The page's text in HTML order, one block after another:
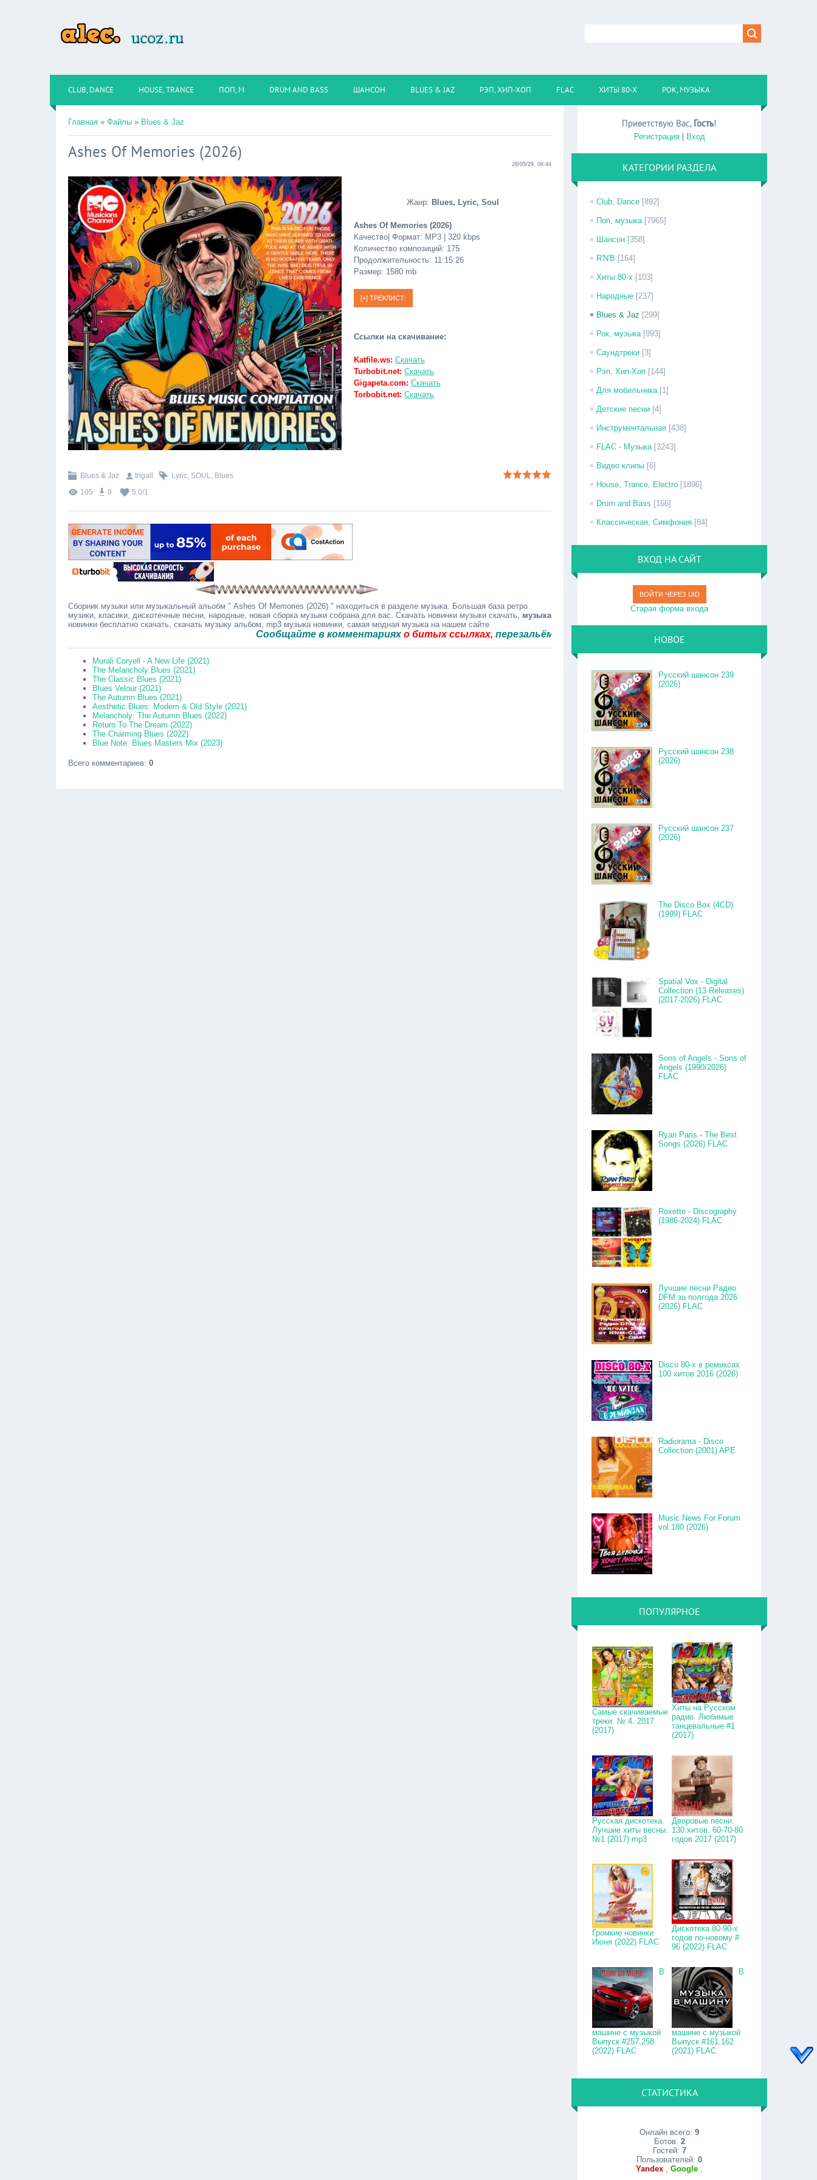
CLUB, DANCE HOUSE, TRANCE ПОП, М DRUM AND BASS ШАНСОН BLUES & JAZ РЭП, ХИП-ХОП FLAC ХИТЫ 80-Х РОК, МУЗЫКА
Главная » Файлы » Blues & Jaz
Ashes Of Memories (2026)
26/05/29, 08:44
Жанр: Blues, Lyric, Soul
Ashes Of Memories (2026)
Качество| Формат: MP3 | 320 kbps
Количество композиций: 175
Продолжительность: 11:15:26
Размер: 1580 mb
Ссылки на скачивание:
Katfile.ws: Скачать
Turbobit.net: Скачать
Gigapeta.com: Скачать
Torbobit.net: Скачать
Blues & Jaz trigall Lyric, SOUL, Blues
105
0 5.0/1
Сборник музыки или музыкальный альобм " Ashes Of Memories (2026) " находиться в разделе музыка. Большая база ретро
музики, класики, дискотечные песни, народные, новая сборка музыки собрана для вас. Скачать новинки музыки скачать, музыка
новинки бесплатно скачать, скачать музыку альбом, mp3 музыка новинки, самая модная музыка на нашем сайте
Сообщайте в комментарияхо битых ссылках,перезальём быстро.
Murаli Соryеll - A New Life (2021)
The Melancholy Blues (2021)
The Classic Blues (2021)
Blues Velour (2021)
The Autumn Blues (2021)
Aesthetic Blues: Modern & Old Style (2021)
Melancholy: The Autumn Blues (2022)
Return To The Dream (2022)
The Charming Blues (2022)
Blue Note: Blues Masters Mix (2023)
Всего комментариев: 0
Приветствую Вас, Гость!
Регистрация| Вход
КАТЕГОРИИ РАЗДЕЛА
Club, Dance [892]
Поп, музыка [7965]
Шансон [358]
R'N'B [164]
Хиты 80-х [103]
Народные [237]
Blues & Jaz [299]
Рок, музыка [993]
Саундтреки [3]
Рэп, Хип-Хоп [144]
Для мобильника [1]
Детские песни [4]
Инструментальная [438]
FLAC - Музыка [3243]
Видео клипы [6]
House, Trance, Electro [1896]
Drum and Bass [166]
Классическая, Симфония [84]
ВХОД НА САЙТ
ВОЙТИ ЧЕРЕЗ UID
Старая форма входа
НОВОЕ
Русский шансон 239
(2026)
Русский шансон 238
(2026)
Русский шансон 237
(2026)
The Disco Box (4CD)
(1999) FLAC
Spatial Vox - Digital
Collection (13 Releases)
(2017-2026) FLAC
Sons of Angels - Sons of
Angels (1990/2026)
FLAC
Ryan Paris - The Best
Songs (2026) FLAC
Roxette - Discography
(1986-2024) FLAC
Лучшие песни Радио
DFM за полгода 2026
(2026) FLAC
Disco 80-x в ремиксах
100 хитов 2016 (2026)
Radiorama - Disco
Collection (2001) APE
Music News For Forum
vol.180 (2026)
ПОПУЛЯРНОЕ
Самые скачиваемые
треки. № 4. 2017
(2017)
Хиты на Русском
радио. Любимые
танцевальные #1
(2017)
Русская дискотека.
Лучшие хиты весны.
№1 (2017) mp3
Дворовые песни.
130 хитов. 60-70-80
годов 2017 (2017)
Громкие новинки
Июня (2022) FLAC
Дискотека 80-90-х
годов по-новому #
96 (2022) FLAC
В
машине с музыкой
Выпуск #257,258
(2022) FLAC
В
машине с музыкой
Выпуск #161,162
(2021) FLAC
СТАТИСТИКА
Онлайн всего:9
Ботов: 2
Гостей: 7
Пользователей:0
Yandex ,Google ,